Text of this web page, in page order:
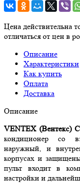
Цена действительна
отличаться от цен в
Описание
Характеристики
Как купить
Оплата
Доставка
Описание
VENTEX (Вентекс)
кондиционер со
наружный, и
корпусах и
пульт входит в
настройки и